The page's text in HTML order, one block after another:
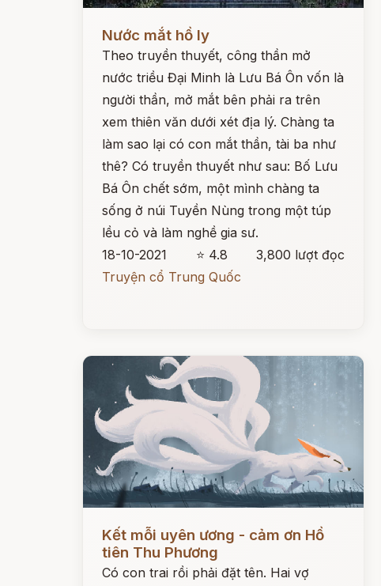
Nước mắt hồ ly
Theo truyền thuyết, công thần mở
nước triều Đại Minh là Lưu Bá Ôn vốn là
người thần, mở mắt bên phải ra trên
xem thiên văn dưới xét địa lý. Chàng ta
làm sao lại có con mắt thần, tài ba như
thê? Có truyền thuyết như sau: Bố Lưu
Bá Ôn chết sớm, một mình chàng ta
sống ở núi Tuyền Nùng trong một túp
lều cỏ và làm nghề gia sư.
18-10-2021
⭐ 4.8
3,800 lượt đọc
Truyện cổ Trung Quốc
Đọc ngay
Kết mỗi uyên ương - cảm ơn Hồ
tiên Thu Phương
Có con trai rồi phải đặt tên. Hai vợ